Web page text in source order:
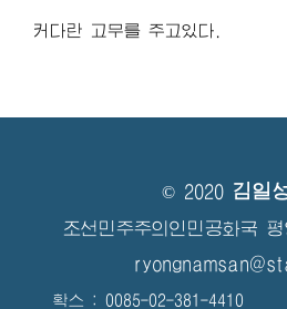
커다란 고무를 주고있다.
© 2020 김일
조선민주주의인민공화국
확스 : 0085-02-381-4410